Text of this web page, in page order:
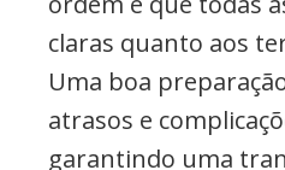
claras quanto aos
Uma boa
atrasos e
garantindo uma